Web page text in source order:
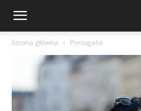
Strona główna Portugalia